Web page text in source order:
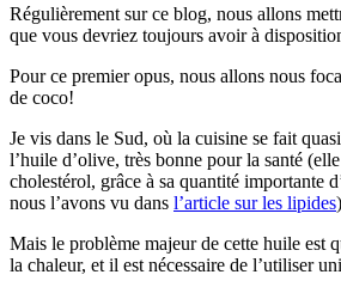
Régulièrement sur ce blog, nous allons
que vous devriez toujours avoir à
Pour ce premier opus, nous allons nous
de coco!
Je vis dans le Sud, où la cuisine se fait
l’huile d’olive, très bonne pour la santé
cholestérol, grâce à sa quantité importante
nous l’avons vu dans l’article sur les lipides
Mais le problème majeur de cette huile est
la chaleur, et il est nécessaire de l’utiliser